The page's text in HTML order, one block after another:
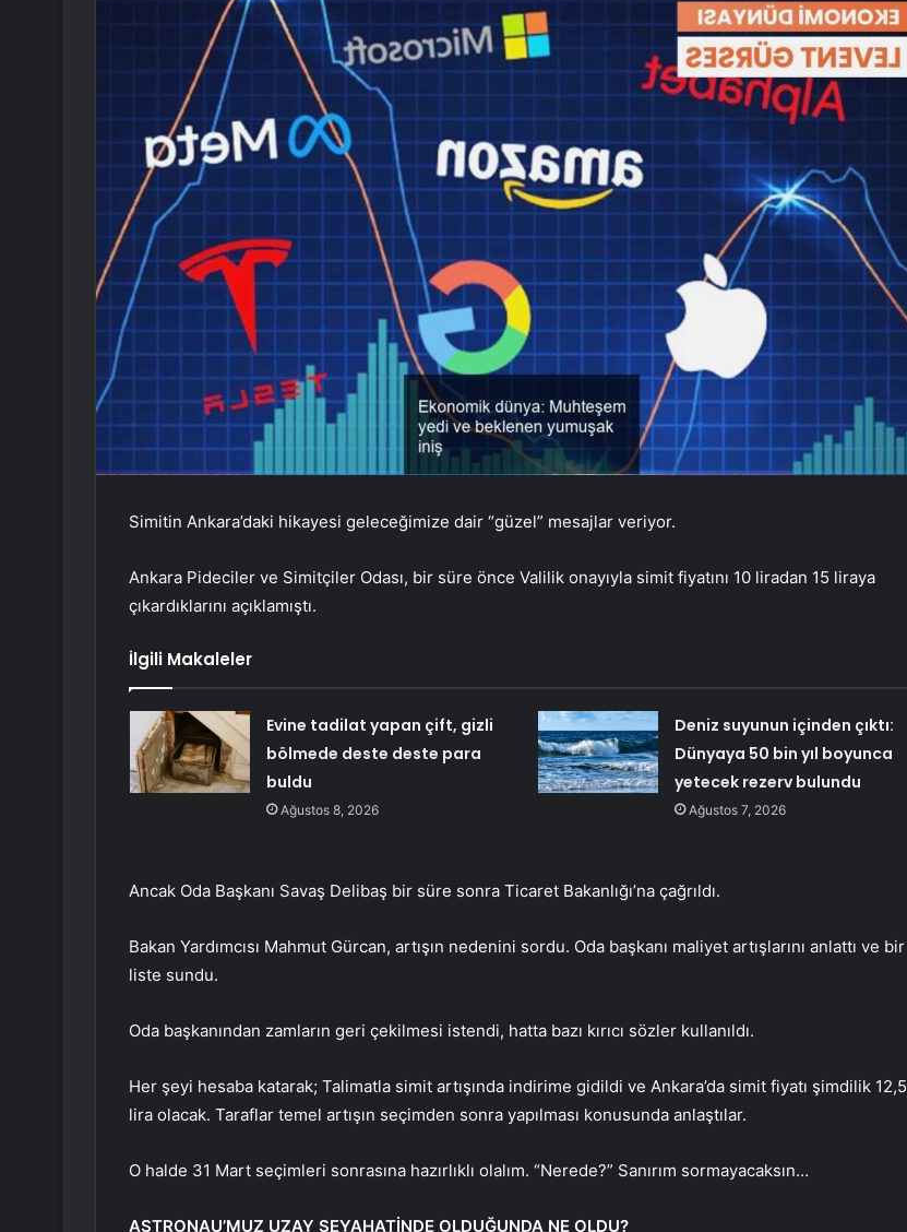
Simitin Ankara’daki hikayesi geleceğimize dair “güzel” mesajlar veriyor.
Ankara Pideciler ve Simitçiler Odası, bir süre önce Valilik onayıyla simit fiyatını 10 liradan 15 liraya
çıkardıklarını açıklamıştı.
İlgili Makaleler
Evine tadilat yapan çift, gizli
bölmede deste deste para
buldu
Ağustos 8, 2026
Deniz suyunun içinden çıktı:
Dünyaya 50 bin yıl boyunca
yetecek rezerv bulundu
Ağustos 7, 2026
Ancak Oda Başkanı Savaş Delibaş bir süre sonra Ticaret Bakanlığı’na çağrıldı.
Bakan Yardımcısı Mahmut Gürcan, artışın nedenini sordu. Oda başkanı maliyet artışlarını anlattı ve bir
liste sundu.
Oda başkanından zamların geri çekilmesi istendi, hatta bazı kırıcı sözler kullanıldı.
Her şeyi hesaba katarak; Talimatla simit artışında indirime gidildi ve Ankara’da simit fiyatı şimdilik 12,5
lira olacak. Taraflar temel artışın seçimden sonra yapılması konusunda anlaştılar.
O halde 31 Mart seçimleri sonrasına hazırlıklı olalım. “Nerede?” Sanırım sormayacaksın…
ASTRONAU’MUZ UZAY SEYAHATİNDE OLDUĞUNDA NE OLDU?